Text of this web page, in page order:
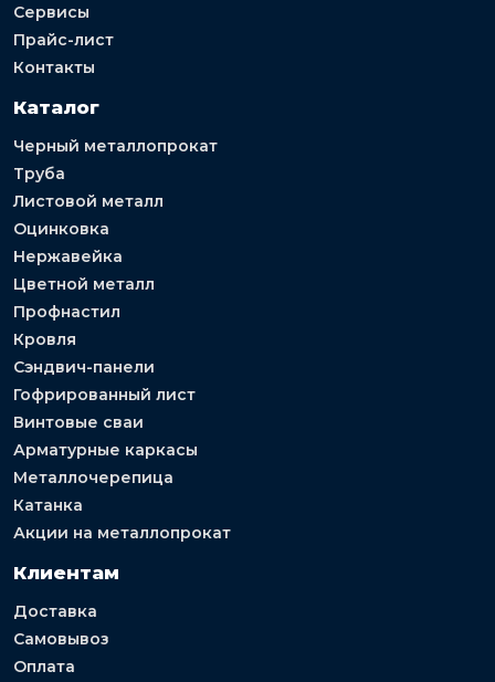
Сервисы
Прайс-лист
Контакты
Каталог
Черный металлопрокат
Труба
Листовой металл
Оцинковка
Нержавейка
Цветной металл
Профнастил
Кровля
Сэндвич-панели
Гофрированный лист
Винтовые сваи
Арматурные каркасы
Металлочерепица
Катанка
Акции на металлопрокат
Клиентам
Доставка
Самовывоз
Оплата